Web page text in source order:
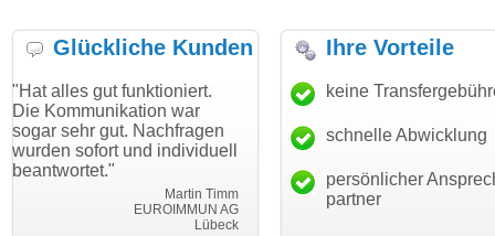
Glückliche Kunden
funktioniert.
war
Nachfragen
und individuell
"Danke für den schnellen
Transfer und guten Service!"
Thomas Schäfer
i can eckert communication GmbH
"Ich bin
haben.
mein
Ihre Vorteile
keine
schnelle Abwicklung
persönlicher
partner